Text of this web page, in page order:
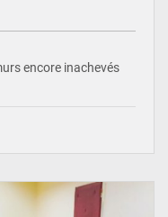
encore inachevés